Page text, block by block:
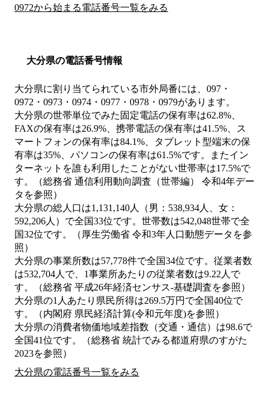
0972から始まる電話番号一覧をみる
大分県の電話番号情報
大分県に割り当てられている市外局番には、097・
0972・0973・0974・0977・0978・0979があります。
大分県の世帯単位でみた固定電話の保有率は62.8%、
FAXの保有率は26.9%、携帯電話の保有率は41.5%、ス
マートフォンの保有率は84.1%、タブレット型端末の保
有率は35%、パソコンの保有率は61.5%です。またイン
ターネットを誰も利用したことがない世帯率は17.5%で
す。（総務省 通信利用動向調査（世帯編） 令和4年デー
タを参照）
大分県の総人口は1,131,140人（男：538,934人、女：
592,206人）で全国33位です。世帯数は542,048世帯で全
国32位です。（厚生労働省 令和3年人口動態データを参
照）
大分県の事業所数は57,778件で全国34位です。従業者数
は532,704人で、1事業所あたりの従業者数は9.22人で
す。（総務省 平成26年経済センサス‐基礎調査を参照）
大分県の1人あたり県民所得は269.5万円で全国40位で
す。（内閣府 県民経済計算(令和元年度)を参照）
大分県の消費者物価地域差指数（交通・通信）は98.6で
全国41位です。（総務省 統計でみる都道府県のすがた
2023を参照）
大分県の電話番号一覧をみる